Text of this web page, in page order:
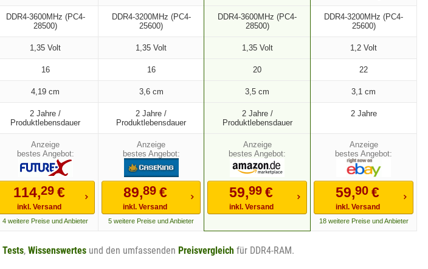
DDR4-3600MHz (PC4-
28500)
DDR4-3200MHz (PC4-
25600)
DDR4-3600MHz (PC4-
28500)
DDR4-3200MHz (PC4-
25600)
1,35 Volt 1,35 Volt 1,35 Volt 1,2 Volt
16 16 20 22
4,19 cm 3,6 cm 3,5 cm 3,1 cm
2 Jahre /
Produktlebensdauer
2 Jahre /
Produktlebensdauer
2 Jahre /
Produktlebensdauer
2 Jahre
bestes Angebot:
114,29 €
inkl. Versand
4 weitere Preise und Anbieter
bestes Angebot:
89,89 €
inkl. Versand
5 weitere Preise und Anbieter
bestes Angebot:
59,99 €
inkl. Versand
bestes Angebot:
59,90 €
inkl. Versand
18 weitere Preise und Anbieter
Tests, Wissenswertesund den umfassenden Preisvergleichfür DDR4-RAM.